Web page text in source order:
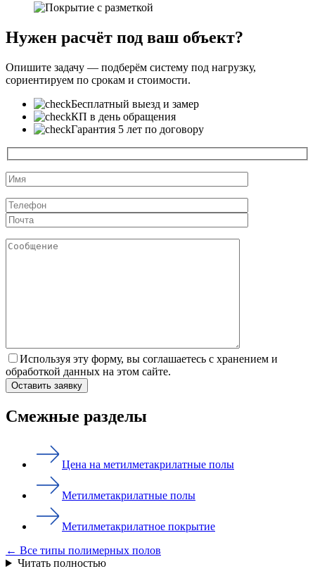
Нужен расчёт под ваш объект?
Опишите задачу — подберём систему под нагрузку,
сориентируем по срокам и стоимости.
Бесплатный выезд и замер
КП в день обращения
Гарантия 5 лет по договору
Используя эту форму, вы соглашаетесь с хранением и
обработкой данных на этом сайте.
Смежные разделы
Цена на метилметакрилатные полы
Метилметакрилатные полы
Метилметакрилатное покрытие
← Все типы полимерных полов
Читать полностью